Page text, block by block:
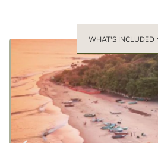
WHAT'S INCLUDED